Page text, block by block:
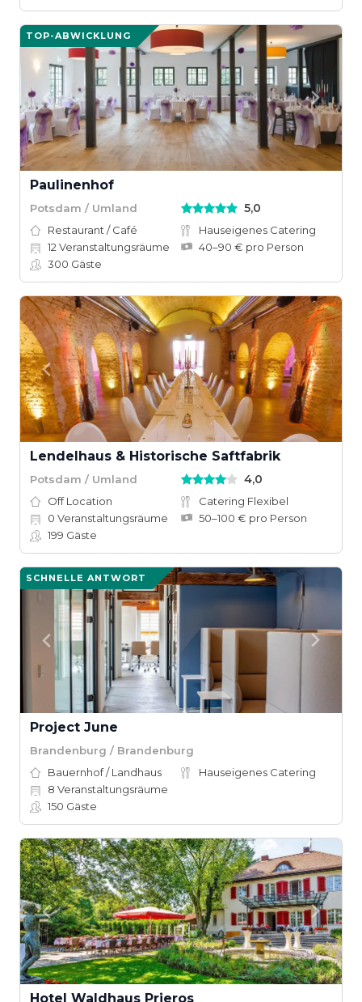
TOP-ABWICKLUNG
Paulinenhof
Potsdam / Umland 5,0
Restaurant / Café
Hauseigenes Catering
12 Veranstaltungsräume
40–90 € pro Person
300 Gäste
Lendelhaus & Historische Saftfabrik
Potsdam / Umland 4,0
Off Location
Catering Flexibel
0 Veranstaltungsräume
50–100 € pro Person
199 Gäste
SCHNELLE ANTWORT
Project June
Brandenburg / Brandenburg
Bauernhof / Landhaus
Hauseigenes Catering
8 Veranstaltungsräume
150 Gäste
Hotel Waldhaus Prieros